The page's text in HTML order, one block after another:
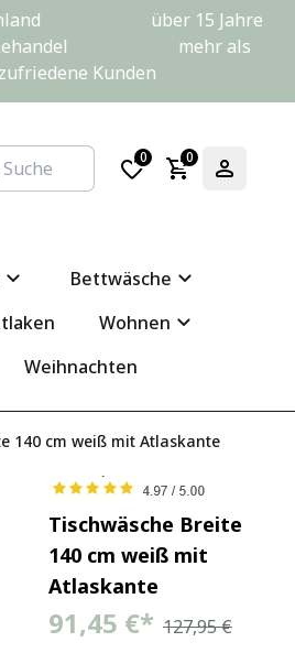
über 15 Jahre
mehr als
Kunden
0 0
Bettwäsche
Wohnen
Weihnachten
140 cm weiß mit Atlaskante
Tischwäsche Breite
140 cm weiß mit
Atlaskante
91,45 €* 127,95 €